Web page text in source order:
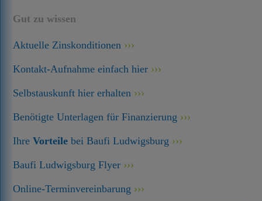
Gut zu wissen
Aktuelle Zinskonditionen
Kontakt-Aufnahme einfach hier
Selbstauskunft hier erhalten
Benötigte Unterlagen für Finanzierung
IhreVorteile bei Baufi Ludwigsburg
Baufi Ludwigsburg Flyer
Online-Terminvereinbarung